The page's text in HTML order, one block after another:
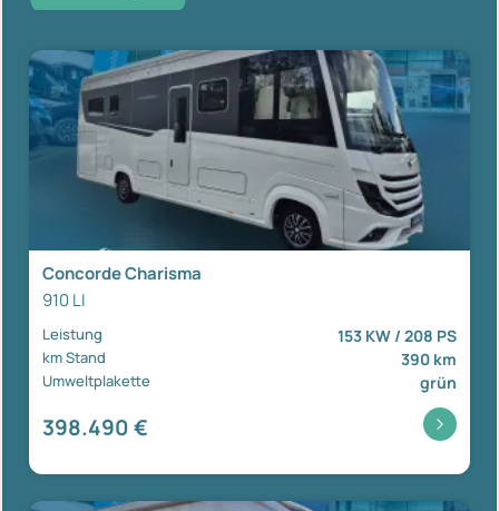
Concorde Charisma
910 LI
Leistung 153 KW / 208 PS
km Stand 390 km
Umweltplakette grün
398.490 €